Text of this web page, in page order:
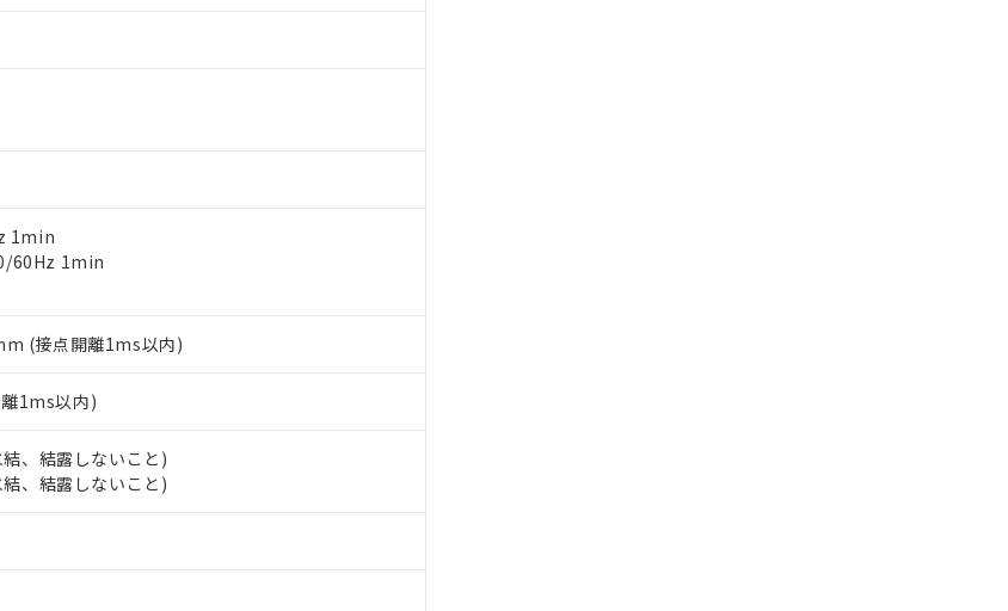
1min
60Hz 1min
(接点開離1ms以内)
1ms以内)
、結露しないこと)
、結露しないこと)
機器事業取扱商品の当社在庫状況および標準価格(税抜)を提供させていただ
品の中には、本サービスの対象外となる商品もあることをご了承ください。
照会結果は、記載している更新日時点での社内データに基づき作成されるも
点での実際の在庫および標準価格とは異なる場合があることをご了承くださ
準価格はお客様のお取引先、またはお客様担当のオムロン制御機器販売店・
さい。
結果を当社の事前の承諾なく第三者に漏洩または開示しないようお願いしま
上で当社にご登録された部品リストについて、当社および当社の共同利用者
スに関するお客様との取引・商談に必要な範囲で利用することをご了承くだ
、
"個人情報の共同利用に関して"
以下、 カドミウム(Cd) 100ppm以下、
リ臭化ビフェニル類(PBB) 1000ppm以下、ポリ臭化ジフェニルエーテル類(PBDE) 1000ppm以下、
別名：DOP) 1000ppm以下、フタル酸ブチルベンジル（BBP） 1000ppm以下、フタル酸ジブチ
ジイソブチル (DIBP) 1000ppm以下
制御機器に対する適用除外項目は除く。
は閾値を超える意図的な使用がないことを確認しています。
より、予定月が前後することがあります。
ード
ードすることができます。
含有証明書
基準）
有を証明するもので、過去に遡って非含有を証明するものではありません。
日を記載しておりました。
切替を完了していることから、特段のことがない限り、2022年1月12日よ
中国RoHSの基準値を超えていることを示します。
部門へお問い合わせください。
、 Cd(カドミウム) : 100ppm、
ポリ臭化ビフェニル類) : 1000ppm、 PBDEs(ポリ臭化ジフェニルエーテル類) : 1000ppm、
DIBP(フタル酸ジイソブチル) : 1000ppm、 BBP(フタル酸ブチルベンジル) : 1000ppm、
ル)) : 1000ppm
のすべてが基準値以下であることを示します。
おいて有害物質が外部に漏えいし、環境に深刻な影響を及ぼさない年数を意
部門へお問い合わせください。
の提供する場合は、日本国政府の輸出許可(または役務取引許可)を取得する
ります。
る場合は、完全に破砕するなど、違法に輸出されないよう必要な手段を講じ
器、ミサイル、化学兵器、生物兵器またはその他武器並びにこれらの製造装
せん。
三者に販売する場合は、上記1、2および3の内容を当該第三者に通知します。
合意する キャンセル
り
が在庫あり
庫状況については、お客様のお取引先、またはお客様担当のオムロン制御
販売員にご確認ください)
在庫状況の情報を公開していない機種